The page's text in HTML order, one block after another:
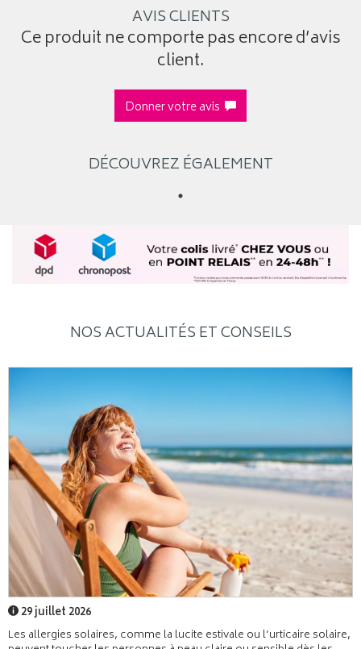
AVIS CLIENTS
Ce produit ne comporte pas encore d’avis
client.
Donner votre avis
DÉCOUVREZ ÉGALEMENT
NOS ACTUALITÉS ET CONSEILS
29 juillet 2026
Les allergies solaires, comme la lucite estivale ou l’urticaire solaire,